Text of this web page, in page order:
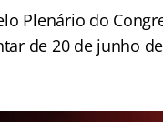
Plenário do
de 20 de junho